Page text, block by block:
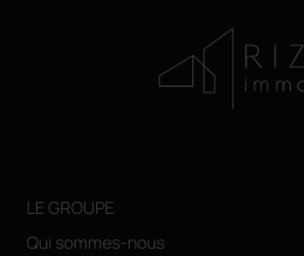
LE GROUPE
Qui sommes-nous